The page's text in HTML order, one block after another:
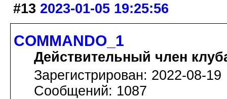
#13 2023-01-05 19:25:56
COMMANDO_1
Действительный член
Зарегистрирован: 2022-08-19
Сообщений: 1087